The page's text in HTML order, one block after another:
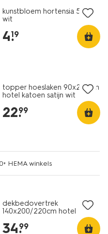
kunstbloem hortensia 55cm
wit
4.
19
topper hoeslaken 90x220cm
hotel katoen satijn wit
22.
99
HEMA winkels
dekbedovertrek
140x200/220cm hotel
34.
99